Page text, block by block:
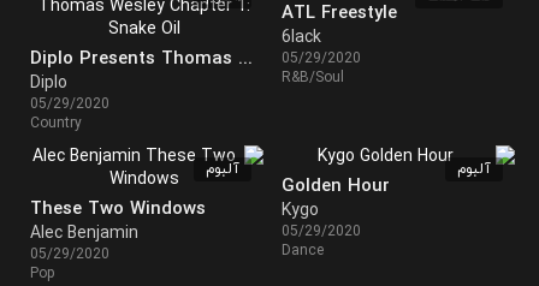
ATL Freestyle
6lack
05/29/2020
R&B/Soul
Diplo Presents Thomas Wesley Chapter 1: Snake Oil
Diplo
05/29/2020
Country
آلبوم
Golden Hour
Kygo
05/29/2020
Dance
آلبوم
These Two Windows
Alec Benjamin
05/29/2020
Pop